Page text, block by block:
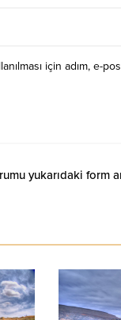
için adım, e-
yukarıdaki form